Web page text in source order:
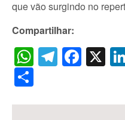
que vão surgindo no
Compartilhar:
WhatsApp
X